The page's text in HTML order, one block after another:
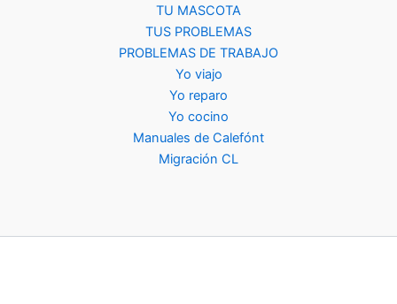
TU MASCOTA
TUS PROBLEMAS
PROBLEMAS DE TRABAJO
Yo viajo
Yo reparo
Yo cocino
Manuales de Calefónt
Migración CL